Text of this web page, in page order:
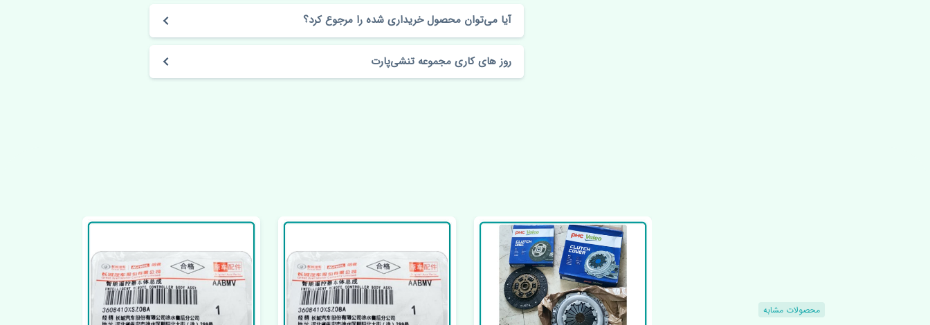
آیا می‌توان محصول خریداری شده را مرجوع کرد؟
روز های کاری مجموعه تنشی‌پارت
محصولات مشابه